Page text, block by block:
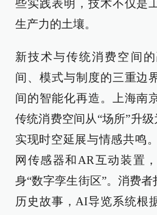
些实践表明，技术不仅是
生产力的土壤。
新技术与传统消费空间
间、模式与制度的三重边
间的智能化再造。上海南
传统消费空间从“场所”升
实现时空延展与情感共鸣
网传感器和AR互动装置
身“数字孪生街区”。消费
历史故事，AI导览系统根